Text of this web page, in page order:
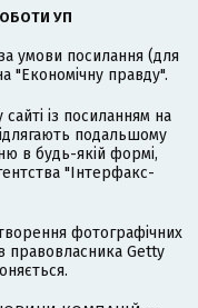
УП
умови посилання (для
"Економічну правду".
із посиланням на
подальшому
в будь-якій формі,
"Інтерфакс-
фотографічних
правовласника Getty